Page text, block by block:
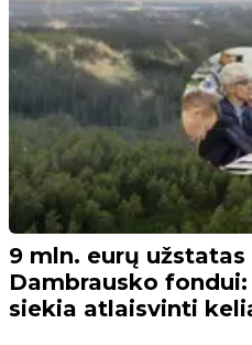
9 mln. eurų užstatas
Dambrausko
siekia atlaisvinti